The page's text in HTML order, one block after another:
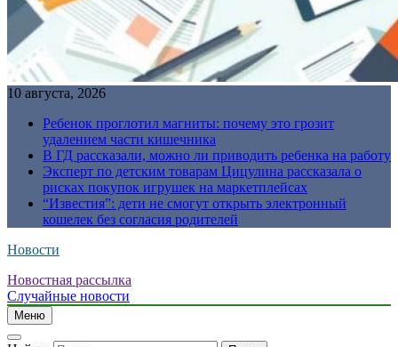
10 августа, 2026
Ребенок проглотил магниты: почему это грозит
удалением части кишечника
В ГД рассказали, можно ли приводить ребенка на работу
Эксперт по детским товарам Цицулина рассказала о
рисках покупок игрушек на маркетплейсах
“Известия”: дети не смогут открыть электронный
кошелек без согласия родителей
Новости
Новостная рассылка
Случайные новости
Меню